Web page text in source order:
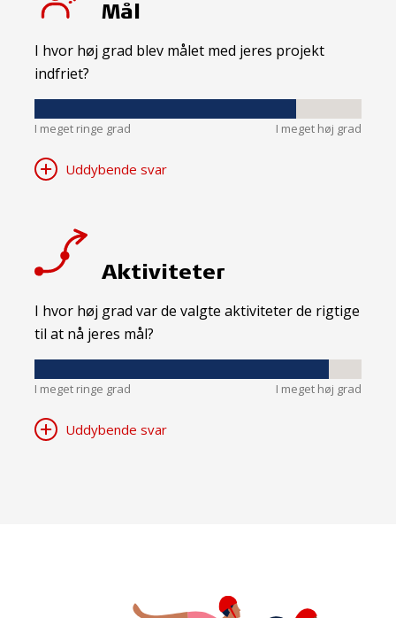
Mål
I hvor høj grad blev målet med jeres projekt
indfriet?
I meget ringe grad I meget høj grad
Uddybende svar
Aktiviteter
I hvor høj grad var de valgte aktiviteter de rigtige
til at nå jeres mål?
I meget ringe grad I meget høj grad
Uddybende svar